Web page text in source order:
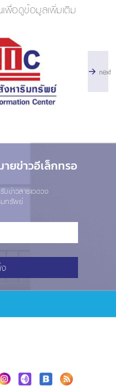
พื่อดูข้อมูลเพิ่มเติม
next
ยข่าวอีเล็กทรอ
บข่าวสารแวดวง
ทรัพย์